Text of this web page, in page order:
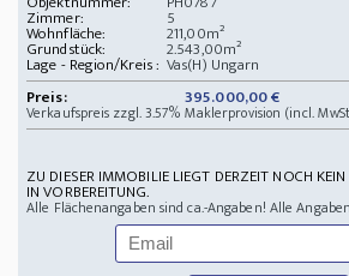
Zimmer: 5
Wohnfläche: 211,00m²
Grundstück: 2.543,00m²
Lage - Region/Kreis : Vas(H) Ungarn
Preis:
395.000,00 €
Verkaufspreis zzgl. 3.57% Maklerprovision (incl.
ZU DIESER IMMOBILIE LIEGT DERZEIT NOCH
IN VORBEREITUNG.
Alle Flächenangaben sind ca.-Angaben! Alle